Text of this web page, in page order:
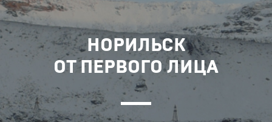
НОРИЛЬСК
ОТ ПЕРВОГО ЛИЦА